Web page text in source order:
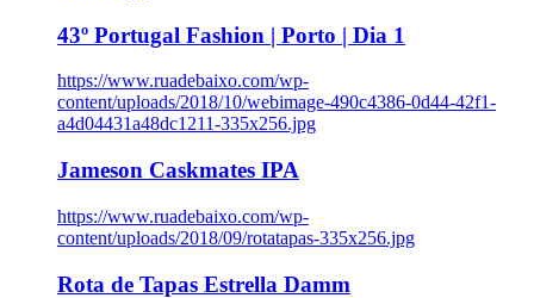
43º Portugal Fashion | Porto | Dia 1
https://www.ruadebaixo.com/wp-
content/uploads/2018/10/webimage-490c4386-0d44-42f1-
a4d04431a48dc1211-335x256.jpg
Jameson Caskmates IPA
https://www.ruadebaixo.com/wp-
content/uploads/2018/09/rotatapas-335x256.jpg
Rota de Tapas Estrella Damm